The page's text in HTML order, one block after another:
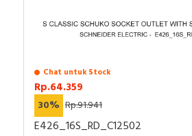
Chat untuk Stock
Rp.64.359
30% Rp.91.941
E426_16S_RD_C12502